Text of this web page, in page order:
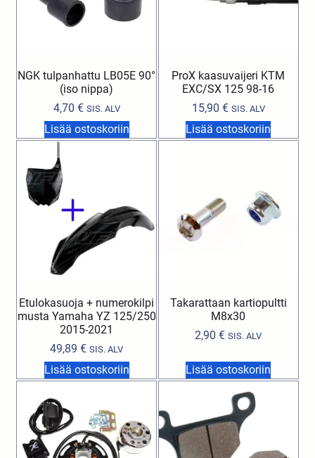
NGK tulpanhattu LB05E 90°
(iso nippa)
4,70 € SIS. ALV
Lisää ostoskoriin
ProX kaasuvaijeri KTM
EXC/SX 125 98-16
15,90 € SIS. ALV
Lisää ostoskoriin
Etulokasuoja + numerokilpi
musta Yamaha YZ 125/250
2015-2021
49,89€ SIS. ALV
Lisää ostoskoriin
Takarattaan kartiopultti
M8x30
2,90€ SIS. ALV
Lisää ostoskoriin